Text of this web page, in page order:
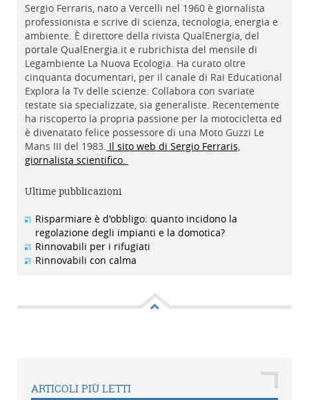
Sergio Ferraris, nato a Vercelli nel 1960 è giornalista
professionista e scrive di scienza, tecnologia, energia e
ambiente. È direttore della rivista QualEnergia, del
portale QualEnergia.it e rubrichista del mensile di
Legambiente La Nuova Ecologia. Ha curato oltre
cinquanta documentari, per il canale di Rai Educational
Explora la Tv delle scienze. Collabora con svariate
testate sia specializzate, sia generaliste. Recentemente
ha riscoperto la propria passione per la motocicletta ed
è divenatato felice possessore di una Moto Guzzi Le
Mans III del 1983. Il sito web di Sergio Ferraris,
giornalista scientifico.
Ultime pubblicazioni
Risparmiare è d'obbligo: quanto incidono la
regolazione degli impianti e la domotica?
Rinnovabili per i rifugiati
Rinnovabili con calma
ARTICOLI PIÙ LETTI